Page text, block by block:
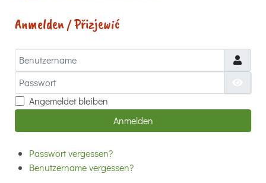
Anmelden / Přizjewić
Benutzername
Passwort
Angemeldet bleiben
Anmelden
Passwort vergessen?
Benutzername vergessen?